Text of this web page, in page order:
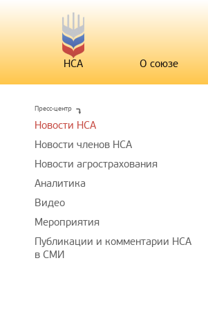
НСА О союзе
Пресс-центр
Новости НСА
Новости членов НСА
Новости агрострахования
Аналитика
Видео
Мероприятия
Публикации и комментарии НСА
в СМИ